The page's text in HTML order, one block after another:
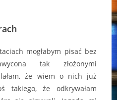
mogłabym pisać bez
tak złożonymi
że wiem o nich już
takiego, że odkrywałam